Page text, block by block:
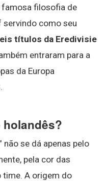
famosa filosofia de
servindo como seu
títulos da Eredivisie
entraram para a
da Europa
holandês?
não se dá apenas pelo
pela cor das
time. A origem do